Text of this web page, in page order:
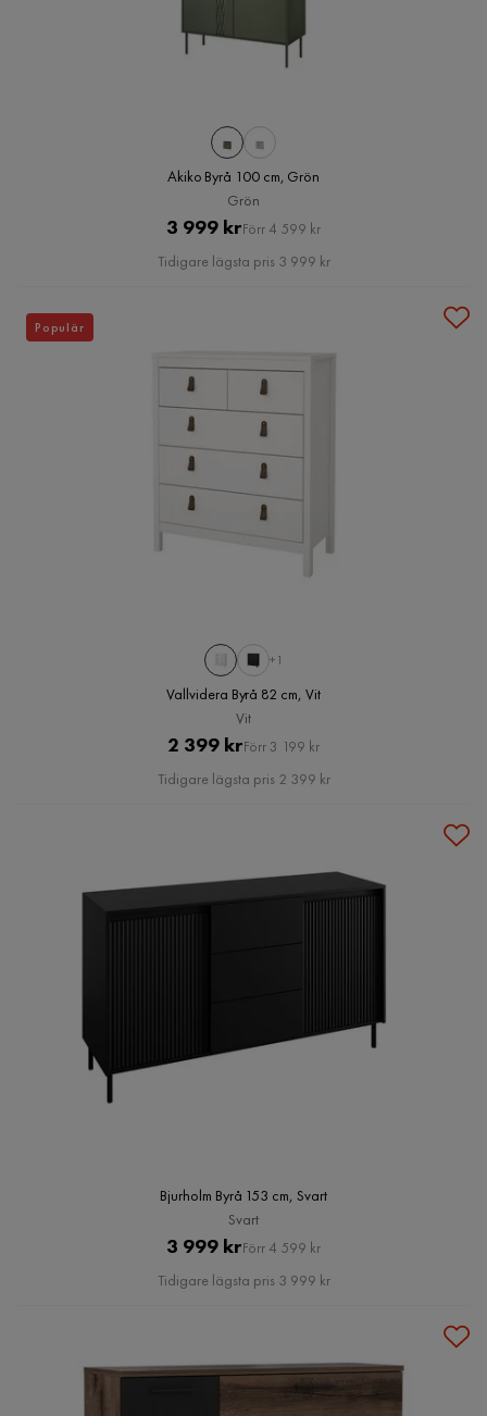
Akiko Byrå 100 cm, Grön
Grön
Pris
3 999 krOriginal
Pris
Förr 4 599 kr
Tidigare lägsta pris 3 999 kr
+1
Vallvidera Byrå 82 cm, Vit
Vit
Pris
2 399 krOriginal
Pris
Förr 3 199 kr
Tidigare lägsta pris 2 399 kr
Populär
Bjurholm Byrå 153 cm, Svart
Svart
Pris
3 999 krOriginal
Pris
Förr 4 599 kr
Tidigare lägsta pris 3 999 kr